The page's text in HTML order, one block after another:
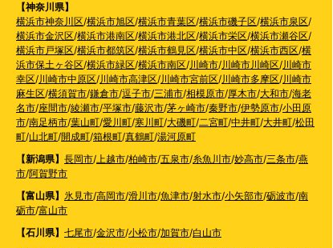
【神奈川県】
横浜市神奈川区/横浜市旭区/横浜市青葉区/横浜市磯子区/横浜市泉区/
横浜市金沢区/横浜市港南区/横浜市港北区/横浜市栄区/横浜市瀬谷区/
横浜市戸塚区/横浜市都筑区/横浜市鶴見区/横浜市中区/横浜市西区/横
浜市保土ヶ谷区/横浜市緑区/横浜市南区/川崎市/川崎市川崎区/川崎市
幸区/川崎市中原区/川崎市高津区/川崎市宮前区/川崎市多摩区/川崎市
麻生区/横須賀市/鎌倉市/逗子市/三浦市/相模原市/厚木市/大和市/海老
名市/座間市/綾瀬市/平塚市/藤沢市/茅ヶ崎市/秦野市/伊勢原市/小田原
市/南足柄市/葉山町/愛川町/寒川町/大磯町/二宮町/中井町/大井町/松田
町/山北町/開成町/箱根町/真鶴町/湯河原町
【新潟県】 長岡市/上越市/柏崎市/五泉市/糸魚川市/妙高市/三条市/燕
市/阿賀野市
【富山県】 氷見市/高岡市/滑川市/魚津市/射水市/小矢部市/砺波市/南
砺市/富山市
【石川県】 七尾市/金沢市/小松市/加賀市/白山市